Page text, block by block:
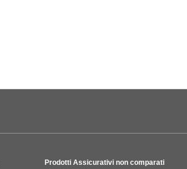
Prodotti Assicurativi non comparati